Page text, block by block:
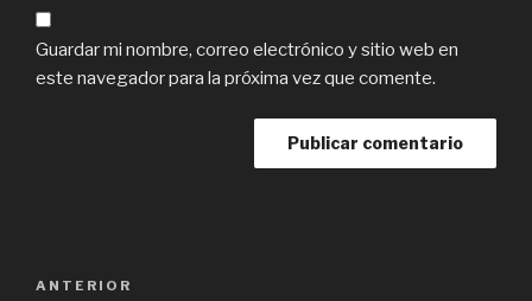
Guardar mi nombre, correo electrónico y sitio web en
este navegador para la próxima vez que comente.
Previous
ANTERIOR